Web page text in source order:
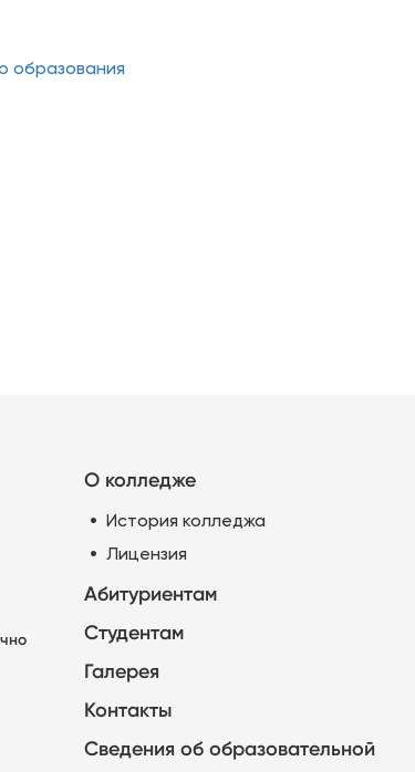
образования
О колледже
История колледжа
Лицензия
Абитуриентам
Студентам
Галерея
Контакты
Сведения об образовательной